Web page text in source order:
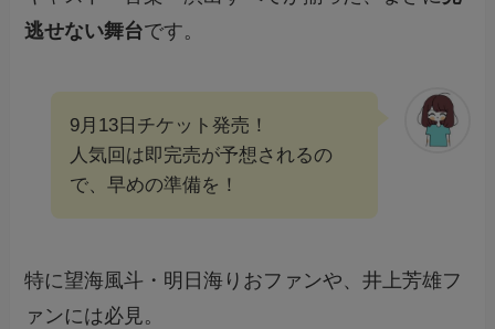
逃せない舞台です。
9月13日チケット発売！
人気回は即完売が予想されるの
で、早めの準備を！
特に望海風斗・明日海りおファンや、井上芳雄フ
ァンには必見。